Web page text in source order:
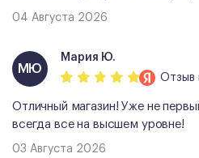
04 Августа 2026
МЮ
Мария Ю.
Отзыв
Отличный магазин! Уже не
всегда все на высшем уровне!
03 Августа 2026